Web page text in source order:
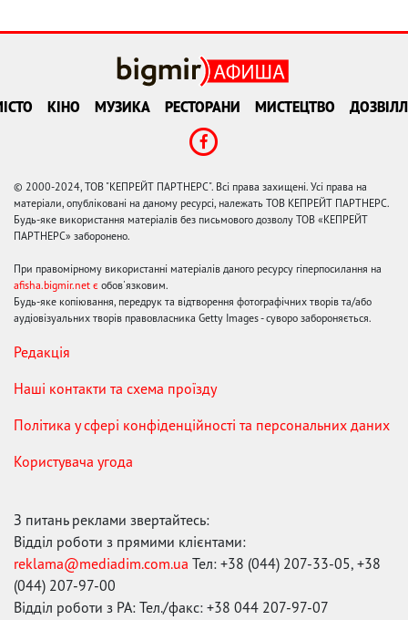
КІНО МУЗИКА РЕСТОРАНИ МИСТЕЦТВО
© 2000-2024, ТОВ "КЕПРЕЙТ ПАРТНЕРС". Всі права захищені. Усі права на
матеріали, опубліковані на даному ресурсі, належать ТОВ КЕПРЕЙТ ПАРТНЕРС.
Будь-яке використання матеріалів без письмового дозволу ТОВ «КЕПРЕЙТ
ПАРТНЕРС» заборонено.
При правомірному використанні матеріалів даного ресурсу гіперпосилання на
afisha.bigmir.net є обов'язковим.
Будь-яке копіювання, передрук та відтворення фотографічних творів та/або
аудіовізуальних творів правовласника Getty Images - суворо забороняється.
Редакція
Наші контакти та схема проїзду
Політика у сфері конфіденційності та персональних даних
Користувача угода
З питань реклами звертайтесь:
Відділ роботи з прямими клієнтами:
reklama@mediadim.com.ua Тел: +38 (044) 207-33-05, +38
(044) 207-97-00
Відділ роботи з РА: Тел./факс: +38 044 207-97-07